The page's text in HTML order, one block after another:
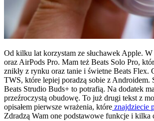
Od kilku lat korzystam ze słuchawek Apple.
oraz AirPods Pro. Mam też Beats Solo Pro,
znikły z rynku oraz tanie i świetne Beats Flex.
TWS, które lepiej poradzą sobie z Androidem.
Beats Strudio Buds+ to potrafią. Na dodatek
przeźroczystą obudowę. To już drugi tekst z
opisałem pierwsze wrażenia, które znajdziecie
Zdradzą Wam one podstawowe funkcje i kilka